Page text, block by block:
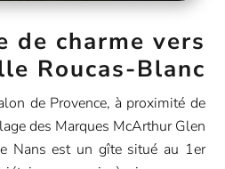
de charme vers
Roucas-Blanc
de Provence, à proximité de
des Marques McArthur Glen
Nans est un gîte situé au 1er